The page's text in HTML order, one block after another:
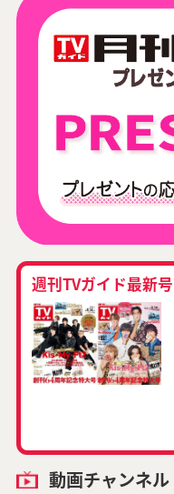
週刊TVガイド最新号
動画チャンネル